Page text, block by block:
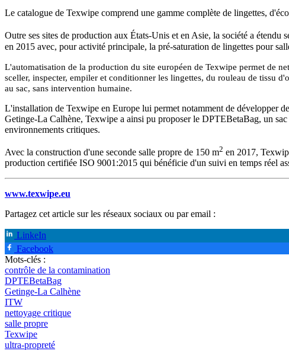
Le catalogue de Texwipe comprend une gamme complète de lingettes,
Outre ses sites de production aux États-Unis et en Asie, la société a
en 2015 avec, pour activité principale, la pré-saturation de lingettes pour
L'automatisation de la production du site européen de Texwipe permet de
sceller, inspecter, empiler et conditionner les lingettes, du rouleau de tissu
au sac, sans intervention humaine.
L'installation de Texwipe en Europe lui permet notamment de développer
Getinge-La Calhène, Texwipe a ainsi pu proposer le DPTEBetaBag, un
environnements critiques.
Avec la construction d'une seconde salle propre de 150 m2 en 2017,
production certifiée ISO 9001:2015 qui bénéficie d'un suivi en temps réel
www.texwipe.eu
Partagez cet article sur les réseaux sociaux ou par email :
LinkeIn
Facebook
Mots-clés :
contrôle de la contamination
DPTEBetaBag
Getinge-La Calhène
ITW
nettoyage critique
salle propre
Texwipe
ultra-propreté